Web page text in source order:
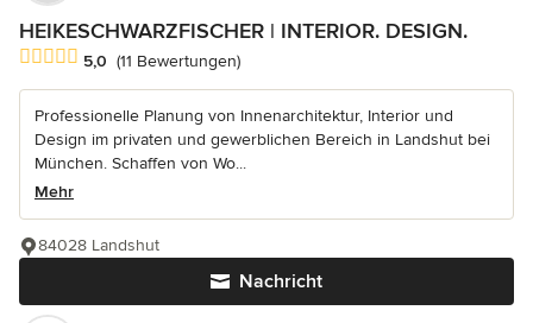
HEIKESCHWARZFISCHER | INTERIOR. DESIGN.
Durchschnittliche Bewertung: 5 von 5 Sternen
5,0 (11 Bewertungen)
Professionelle Planung von Innenarchitektur, Interior und
Design im privaten und gewerblichen Bereich in Landshut bei
München. Schaffen von Wo...
Mehr
Nachricht
84028 Landshut